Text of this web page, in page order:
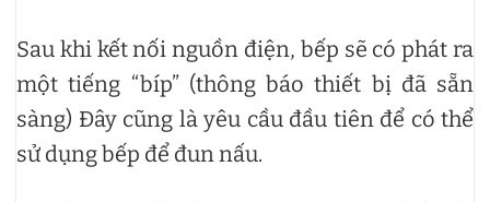
Sau khi kết nối nguồn điện, bếp sẽ có phát ra
một tiếng “bíp” (thông báo thiết bị đã sẵn
sàng) Đây cũng là yêu cầu đầu tiên để có thể
sử dụng bếp để đun nấu.